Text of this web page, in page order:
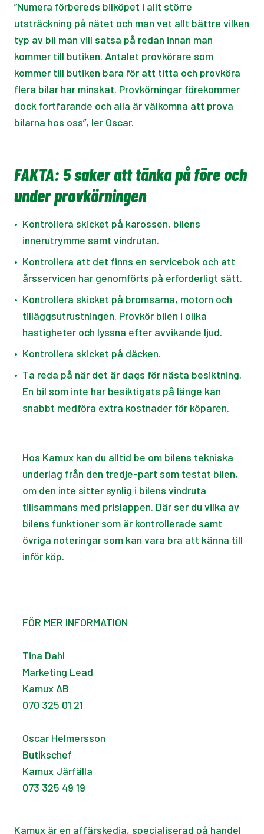
”Numera förbereds bilköpet i allt större
utsträckning på nätet och man vet allt bättre vilken
typ av bil man vill satsa på redan innan man
kommer till butiken. Antalet provkörare som
kommer till butiken bara för att titta och provköra
flera bilar har minskat. Provkörningar förekommer
dock fortfarande och alla är välkomna att prova
bilarna hos oss”, ler Oscar.
FAKTA: 5 saker att tänka på före och
under provkörningen
• Kontrollera skicket på karossen, bilens
innerutrymme samt vindrutan.
• Kontrollera att det finns en servicebok och att
årsservicen har genomförts på erforderligt sätt.
• Kontrollera skicket på bromsarna, motorn och
tilläggsutrustningen. Provkör bilen i olika
hastigheter och lyssna efter avvikande ljud.
• Kontrollera skicket på däcken.
• Ta reda på när det är dags för nästa besiktning.
En bil som inte har besiktigats på länge kan
snabbt medföra extra kostnader för köparen.
Hos Kamux kan du alltid be om bilens tekniska
underlag från den tredje-part som testat bilen,
om den inte sitter synlig i bilens vindruta
tillsammans med prislappen. Där ser du vilka av
bilens funktioner som är kontrollerade samt
övriga noteringar som kan vara bra att känna till
inför köp.
FÖR MER INFORMATION
Tina Dahl
Marketing Lead
Kamux AB
070 325 01 21
Oscar Helmersson
Butikschef
Kamux Järfälla
073 325 49 19
Kamux är en affärskedja, specialiserad på handel